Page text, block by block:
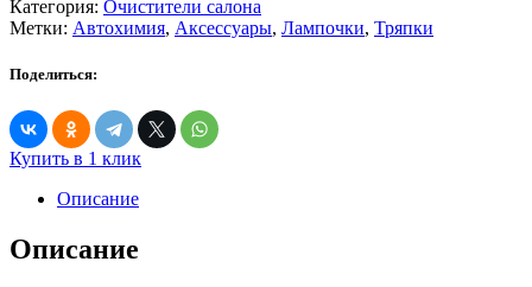
Dr.
Titanium
Textile
Cleaner
Категория: Очистители салона
Метки: Автохимия, Аксессуары, Лампочки, Тряпки
Поделиться:
Купить в 1 клик
Описание
Описание